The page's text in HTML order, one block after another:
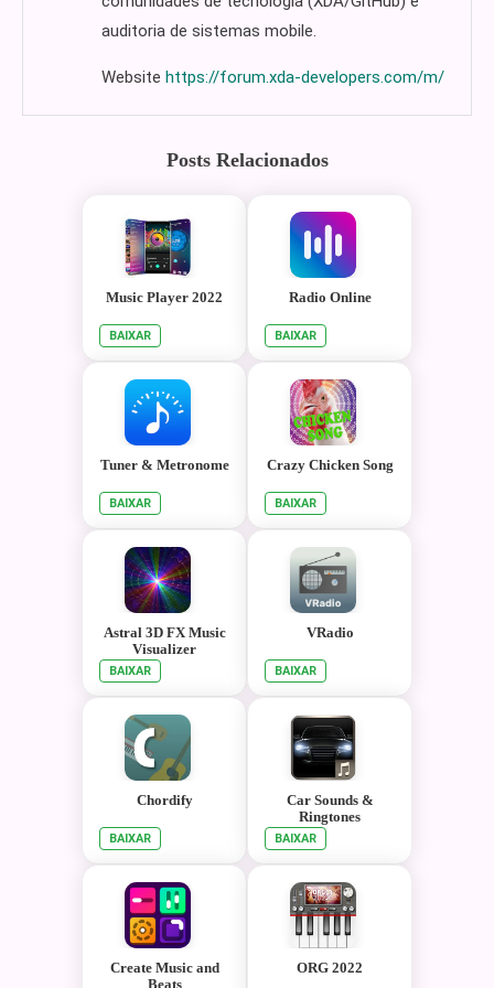
auditoria de sistemas mobile.
Website https://forum.xda-developers.com/m/
Posts Relacionados
Music Player 2022
BAIXAR
Radio Online
BAIXAR
Tuner & Metronome
BAIXAR
Crazy Chicken Song
BAIXAR
Astral 3D FX Music
Visualizer
BAIXAR
VRadio
BAIXAR
Chordify
BAIXAR
Car Sounds &
Ringtones
BAIXAR
Create Music and
Beats
ORG 2022